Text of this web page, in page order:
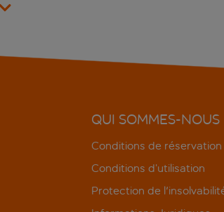
QUI SOMMES-NOUS
Conditions de réservation
Conditions d’utilisation
Protection de